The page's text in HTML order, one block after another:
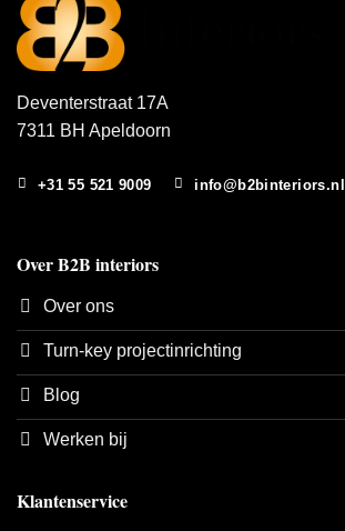
Deventerstraat 17A
7311 BH Apeldoorn
+31 55 521 9009 info@b2binteriors.nl
Over B2B interiors
Over ons
Turn-key projectinrichting
Blog
Werken bij
Klantenservice